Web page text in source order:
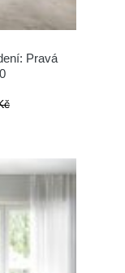
Pravá